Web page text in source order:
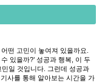
어떤 고민이 놓여져 있을까요
수 있을까?’ 성공과 행복 이 두
민일 것입니다 그런데 성공과
기사를 통해 알아보는 시간을 가